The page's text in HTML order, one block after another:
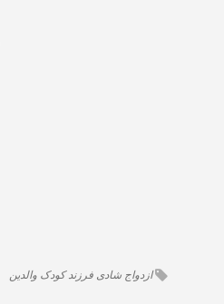
ازدواج شادی فرزند کودک والدین